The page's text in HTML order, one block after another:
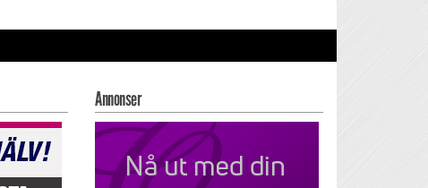
Annonser